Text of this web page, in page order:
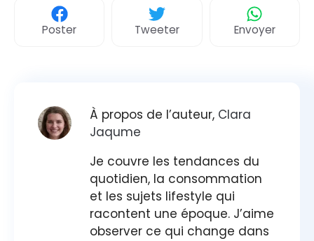
Poster Tweeter Envoyer
À propos de l’auteur, Clara
Jaqume
Je couvre les tendances du
quotidien, la consommation
et les sujets lifestyle qui
racontent une époque. J’aime
observer ce qui change dans